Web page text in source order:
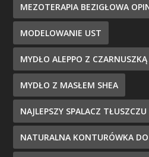
MEZOTERAPIA BEZIGŁOWA
MODELOWANIE UST
MYDŁO ALEPPO Z CZARNUSZKĄ
MYDŁO Z MASŁEM SHEA
NAJLEPSZY SPALACZ TŁUSZCZU
NATURALNA KONTURÓWKA